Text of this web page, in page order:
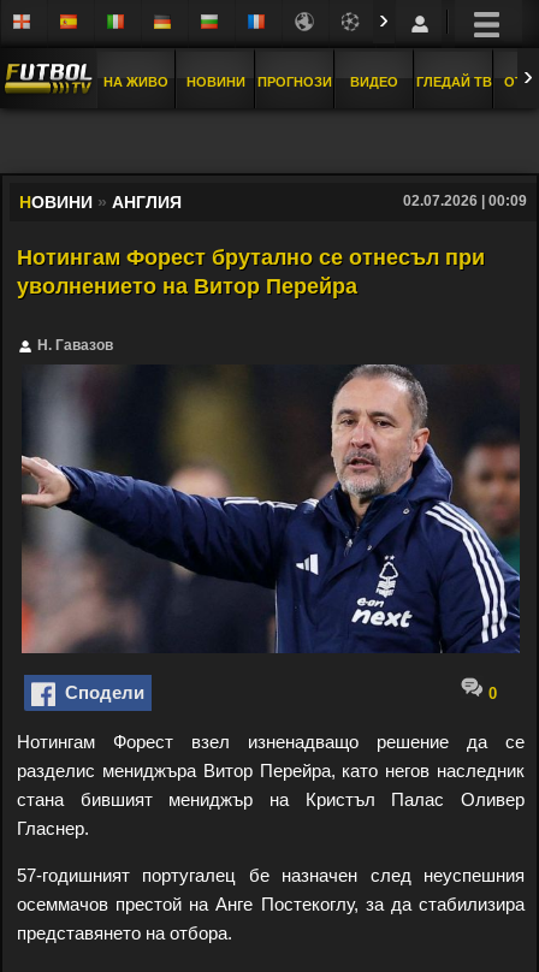
›
НА ЖИВО НОВИНИ ПРОГНОЗИ ВИДЕО ГЛЕДАЙ ТВ ›
НОВИНИ » АНГЛИЯ 02.07.2026 | 00:09
Нотингам Форест брутално се отнесъл при
уволнението на Витор Перейра
Н. Гавазов
Сподели 0
Нотингам Форест взел изненадващо решение да се
разделис мениджъра Витор Перейра, като негов наследник
стана бившият мениджър на Кристъл Палас Оливер
Гласнер.
57-годишният португалец бе назначен след неуспешния
осеммачов престой на Анге Постекоглу, за да стабилизира
представянето на отбора.